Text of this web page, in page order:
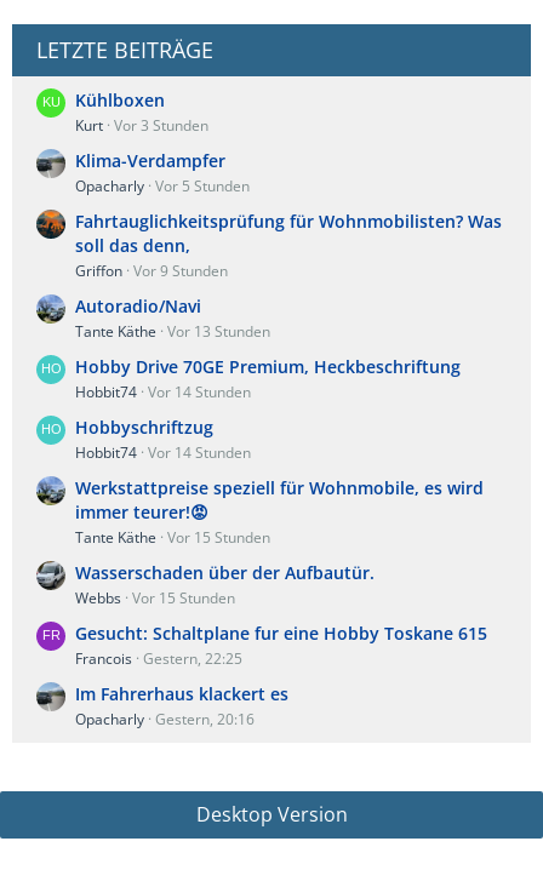
LETZTE BEITRÄGE
Kühlboxen
Kurt Vor 3 Stunden
Klima-Verdampfer
Opacharly Vor 5 Stunden
Fahrtauglichkeitsprüfung für Wohnmobilisten? Was
soll das denn,
Griffon Vor 9 Stunden
Autoradio/Navi
Tante Käthe Vor 13 Stunden
Hobby Drive 70GE Premium, Heckbeschriftung
Hobbit74 Vor 14 Stunden
Hobbyschriftzug
Hobbit74 Vor 14 Stunden
Werkstattpreise speziell für Wohnmobile, es wird
immer teurer!😡
Tante Käthe Vor 15 Stunden
Wasserschaden über der Aufbautür.
Webbs Vor 15 Stunden
Gesucht: Schaltplane fur eine Hobby Toskane 615
Francois Gestern, 22:25
Im Fahrerhaus klackert es
Opacharly Gestern, 20:16
Desktop Version